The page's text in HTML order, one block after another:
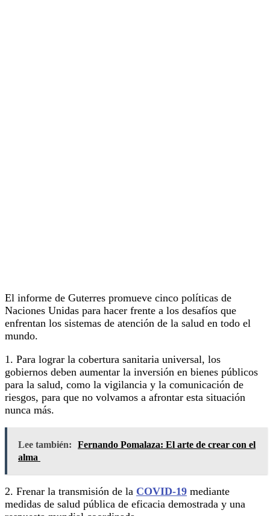
El informe de Guterres promueve cinco políticas de
Naciones Unidas para hacer frente a los desafíos que
enfrentan los sistemas de atención de la salud en todo el
mundo.
1. Para lograr la cobertura sanitaria universal, los
gobiernos deben aumentar la inversión en bienes públicos
para la salud, como la vigilancia y la comunicación de
riesgos, para que no volvamos a afrontar esta situación
nunca más.
Lee también:
Fernando Pomalaza: El arte de crear con el
alma
2. Frenar la transmisión de la COVID-19 mediante
medidas de salud pública de eficacia demostrada y una